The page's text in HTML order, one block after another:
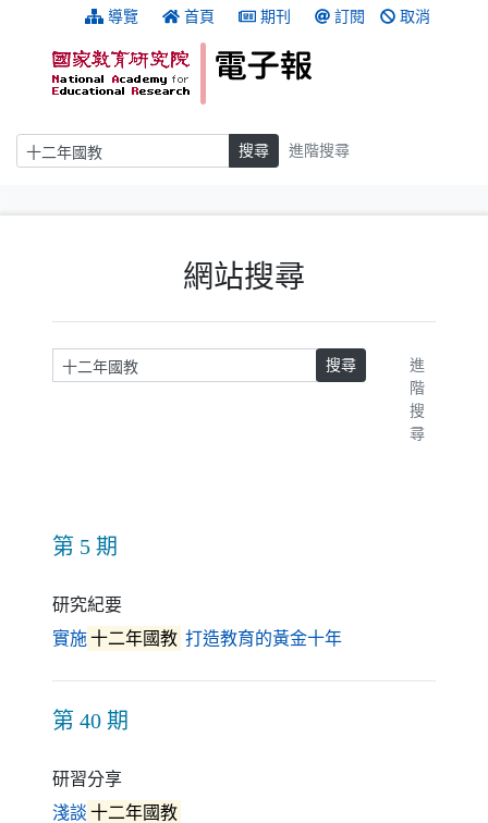
跳到主要內容 導覽 首頁 期刊 訂閱 取消
搜尋 搜尋 進階搜尋
網站搜尋
請輸入關鍵字 搜尋
進
階
搜
尋
第 5 期
研究紀要
實施十二年國教 打造教育的黃金十年（另開新視窗）
第 40 期
研習分享
淺談 十二年國教